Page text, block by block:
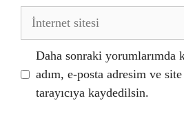
İnternet
Daha sonraki yorumlarımda
adım, e-posta adresim ve
tarayıcıya kaydedilsin.